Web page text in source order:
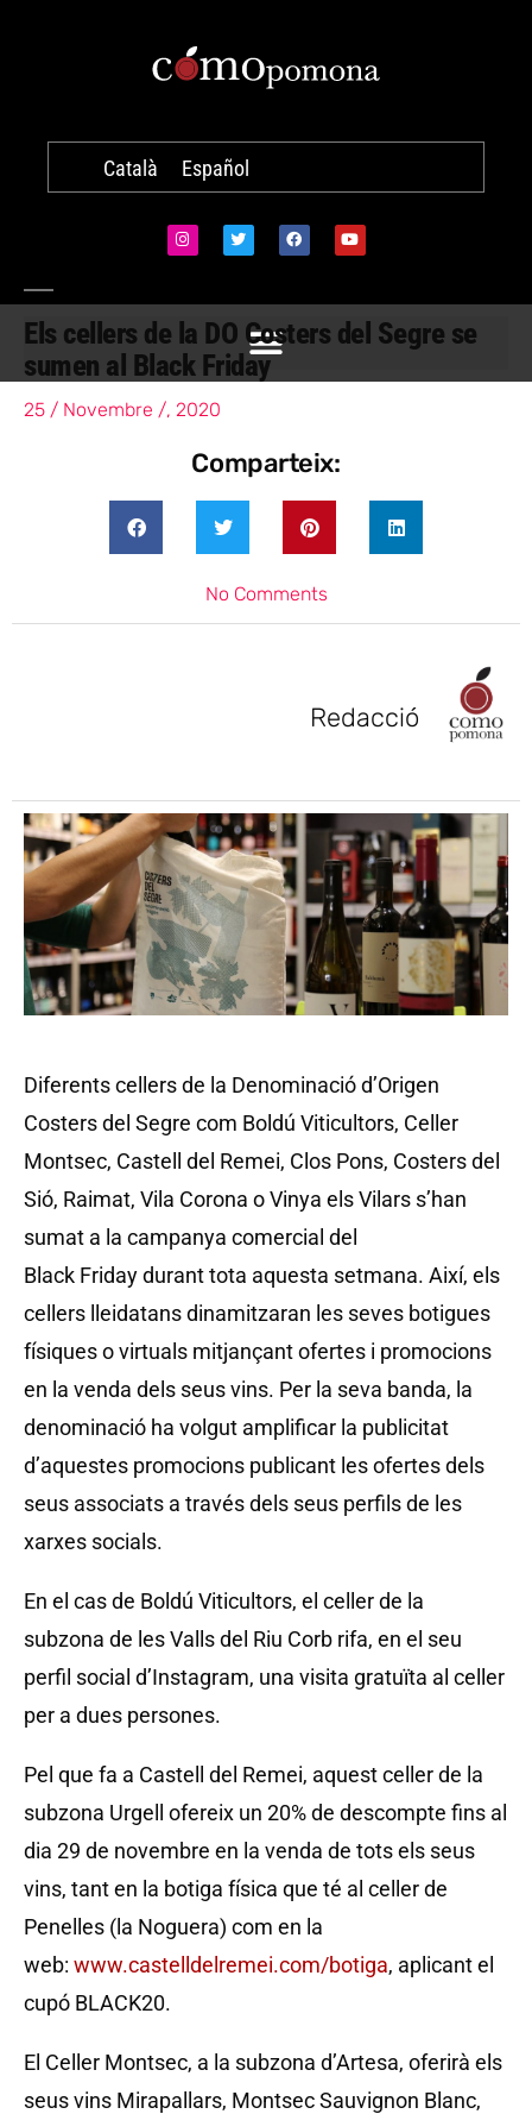
Català Español
Els cellers de la DO Costers del Segre se
sumen al Black Friday
25 / Novembre /, 2020
Comparteix:
No Comments
Redacció
Diferents cellers de la Denominació d’Origen
Costers del Segre com Boldú Viticultors, Celler
Montsec, Castell del Remei, Clos Pons, Costers del
Sió, Raimat, Vila Corona o Vinya els Vilars s’han
sumat a la campanya comercial del
Black Friday durant tota aquesta setmana. Així, els
cellers lleidatans dinamitzaran les seves botigues
físiques o virtuals mitjançant ofertes i promocions
en la venda dels seus vins. Per la seva banda, la
denominació ha volgut amplificar la publicitat
d’aquestes promocions publicant les ofertes dels
seus associats a través dels seus perfils de les
xarxes socials.
En el cas de Boldú Viticultors, el celler de la
subzona de les Valls del Riu Corb rifa, en el seu
perfil social d’Instagram, una visita gratuïta al celler
per a dues persones.
Pel que fa a Castell del Remei, aquest celler de la
subzona Urgell ofereix un 20% de descompte fins al
dia 29 de novembre en la venda de tots els seus
vins, tant en la botiga física que té al celler de
Penelles (la Noguera) com en la
web: www.castelldelremei.com/botiga, aplicant el
cupó BLACK20.
El Celler Montsec, a la subzona d’Artesa, oferirà els
seus vins Mirapallars, Montsec Sauvignon Blanc,